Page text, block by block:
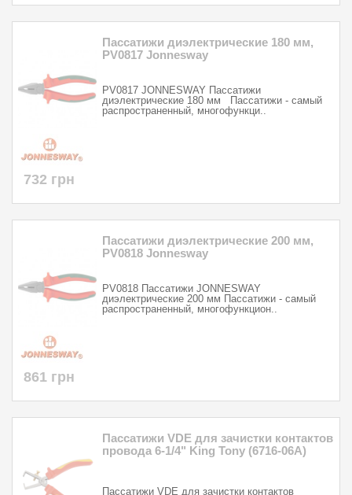
Пассатижи диэлектрические 180 мм,
PV0817 Jonnesway
PV0817 JONNESWAY Пассатижи
диэлектрические 180 мм Пассатижи - самый
распространенный, многофункци..
732 грн
Пассатижи диэлектрические 200 мм,
PV0818 Jonnesway
PV0818 Пассатижи JONNESWAY
диэлектрические 200 мм Пассатижи - самый
распространенный, многофункцион..
861 грн
Пассатижи VDE для зачистки контактов
провода 6-1/4" King Tony (6716-06A)
Пассатижи VDE для зачистки контактов